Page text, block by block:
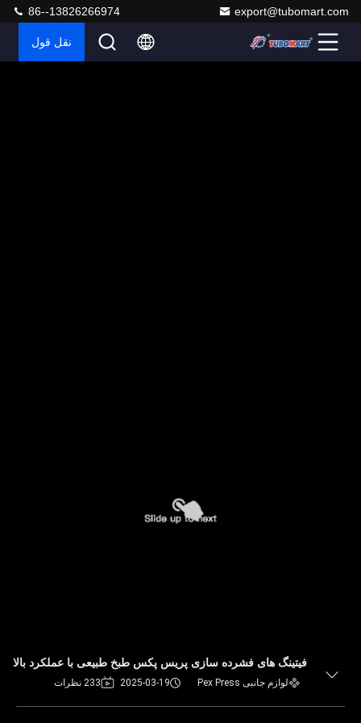
export@tubomart.com
86--13826266974
نقل قول
فیتینگ های فشرده سازی پریس پکس طبخ طبیعی با عملکرد بالا
لوازم جانبی Pex Press 2025-03-19 233 نظرات